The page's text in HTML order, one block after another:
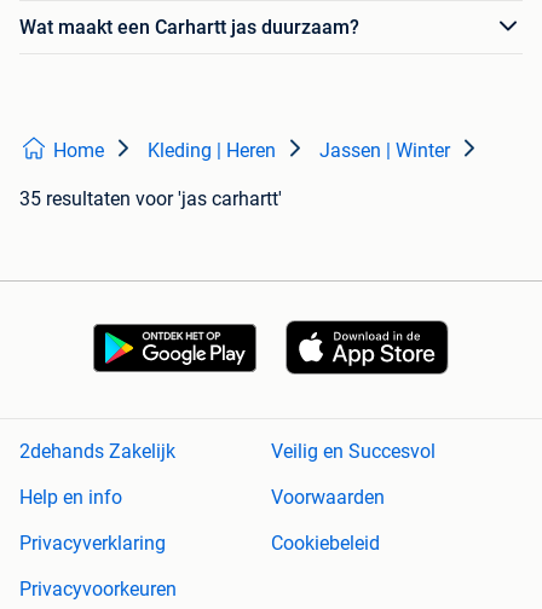
Wat maakt een Carhartt jas duurzaam?
Home Kleding | Heren Jassen | Winter
35 resultaten voor 'jas carhartt'
2dehands Zakelijk
Veilig en Succesvol
Help en info
Voorwaarden
Privacyverklaring
Cookiebeleid
Privacyvoorkeuren